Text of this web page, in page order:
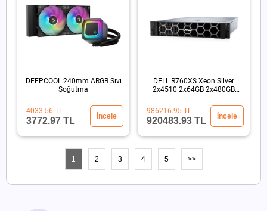
DEEPCOOL 240mm ARGB Sıvı
Soğutma
4033.56 TL
3772.97 TL İncele
DELL R760XS Xeon Silver
2x4510 2x64GB 2x480GB
986216.95 TL
920483.93 TL İncele
1 2 3 4 5 >>